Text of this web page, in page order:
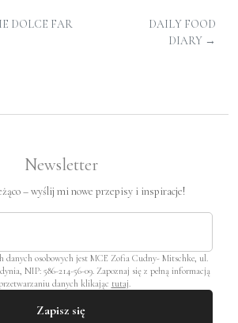
DOLCE FAR
DAILY FOOD
DIARY →
Newsletter
– wyślij mi nowe przepisy i inspiracje!
danych osobowych jest MCE Zofia Cudny- Mitschke, ul.
NIP: 586-214-56-09. Zapoznaj się z pełną informacją
danych klikając tutaj.
Zapisz się